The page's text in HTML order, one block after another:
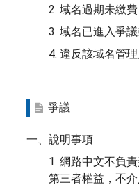
2. 域名過期未繳費
3. 域名已進入爭議
4. 違反該域名管理
爭議
一、說明事項
1. 網路中文不負
第三者權益，不